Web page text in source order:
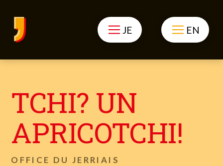
JE EN
TCHI? UN
APRICOTCHI!
OFFICE DU JERRIAIS